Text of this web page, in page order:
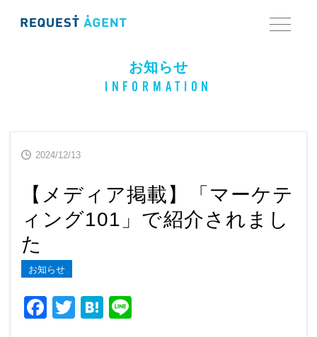
お知らせ
INFORMATION
2024/12/13
【メディア掲載】「マーケテ
ィング101」で紹介されまし
た
お知らせ
F
T
H